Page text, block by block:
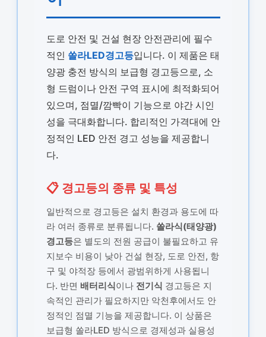
도로 안전 및 건설 현장 안전관리에 필수
적인 쏠라LED경고등입니다. 이 제품은 태
양광 충전 방식의 보급형 경고등으로, 소
형 드럼이나 안전 구역 표시에 최적화되어
있으며, 점멸/깜빡이 기능으로 야간 시인
성을 극대화합니다. 합리적인 가격대에 안
정적인 LED 안전 경고 성능을 제공합니
다.
📋 경고등의 종류 및 특성
일반적으로 경고등은 설치 환경과 용도에 따
라 여러 종류로 분류됩니다. 쏠라식(태양광)
경고등은 별도의 전원 공급이 불필요하고 유
지보수 비용이 낮아 건설 현장, 도로 안전, 항
구 및 야적장 등에서 광범위하게 사용됩니
다. 반면 배터리식이나 전기식 경고등은 지
속적인 관리가 필요하지만 악천후에서도 안
정적인 점멸 기능을 제공합니다. 이 상품은
보급형 쏠라LED 방식으로 경제성과 실용성